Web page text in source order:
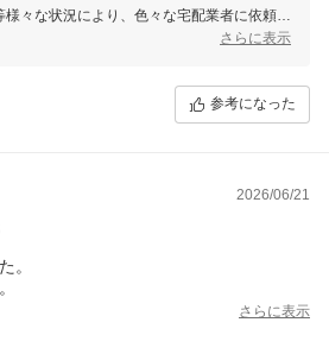
々な状況により、色々な宅配業者に依頼し
い場合は、お手数をおかけしますが、
配送業者からは、「お客様の郵便受けには、
態で不在表も入れることが難しく、お電話も
であった」と、こちらに連絡がきておりま
が、お客様側にもお受け取りがスムーズに
けの状態確認や、不在の際の配送業者からの
ただけますと幸いです。
さらに表示
参考になった
2026/06/21
。
さらに表示